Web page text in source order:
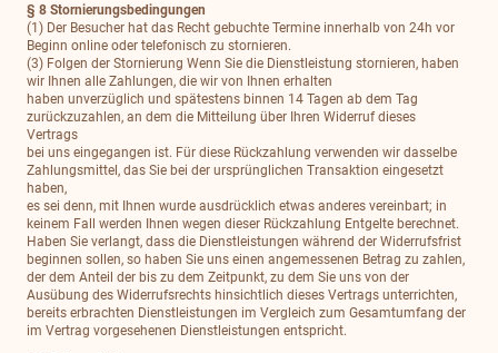
§ 8 Stornierungsbedingungen
(1) Der Besucher hat das Recht gebuchte Termine innerhalb von 24h vor
Beginn online oder telefonisch zu stornieren.
(3) Folgen der Stornierung Wenn Sie die Dienstleistung stornieren, haben
wir Ihnen alle Zahlungen, die wir von Ihnen erhalten
haben unverzüglich und spätestens binnen 14 Tagen ab dem Tag
zurückzuzahlen, an dem die Mitteilung über Ihren Widerruf dieses
Vertrags
bei uns eingegangen ist. Für diese Rückzahlung verwenden wir dasselbe
Zahlungsmittel, das Sie bei der ursprünglichen Transaktion eingesetzt
haben,
es sei denn, mit Ihnen wurde ausdrücklich etwas anderes vereinbart; in
keinem Fall werden Ihnen wegen dieser Rückzahlung Entgelte berechnet.
Haben Sie verlangt, dass die Dienstleistungen während der Widerrufsfrist
beginnen sollen, so haben Sie uns einen angemessenen Betrag zu zahlen,
der dem Anteil der bis zu dem Zeitpunkt, zu dem Sie uns von der
Ausübung des Widerrufsrechts hinsichtlich dieses Vertrags unterrichten,
bereits erbrachten Dienstleistungen im Vergleich zum Gesamtumfang der
im Vertrag vorgesehenen Dienstleistungen entspricht.